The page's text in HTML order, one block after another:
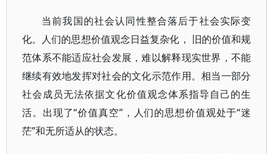
当前我国的社会认同性整合落后于社会实际变
化。人们的思想价值观念日益复杂化， 旧的价值和规
范体系不能适应社会发展，难以解释现实世界，不能
继续有效地发挥对社会的文化示范作用。相当一部分
社会成员无法依据文化价值观念体系指导自己的生
活。出现了“价值真空”，人们的思想价值观处于“迷
茫”和无所适从的状态。